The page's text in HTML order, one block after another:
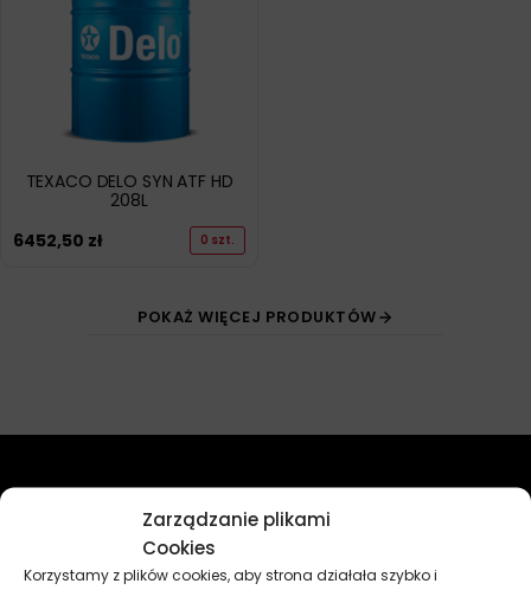
Zarządzanie plikami
Cookies
Korzystamy z plików cookies, aby strona działała szybko i
TEXACO DELO SYN ATF HD
208L
6452,50 zł 0 szt.
POKAŻ WIĘCEJ PRODUKTÓW
Przydatne linki
Chemia